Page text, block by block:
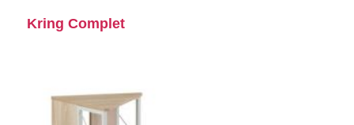
Kring Complet